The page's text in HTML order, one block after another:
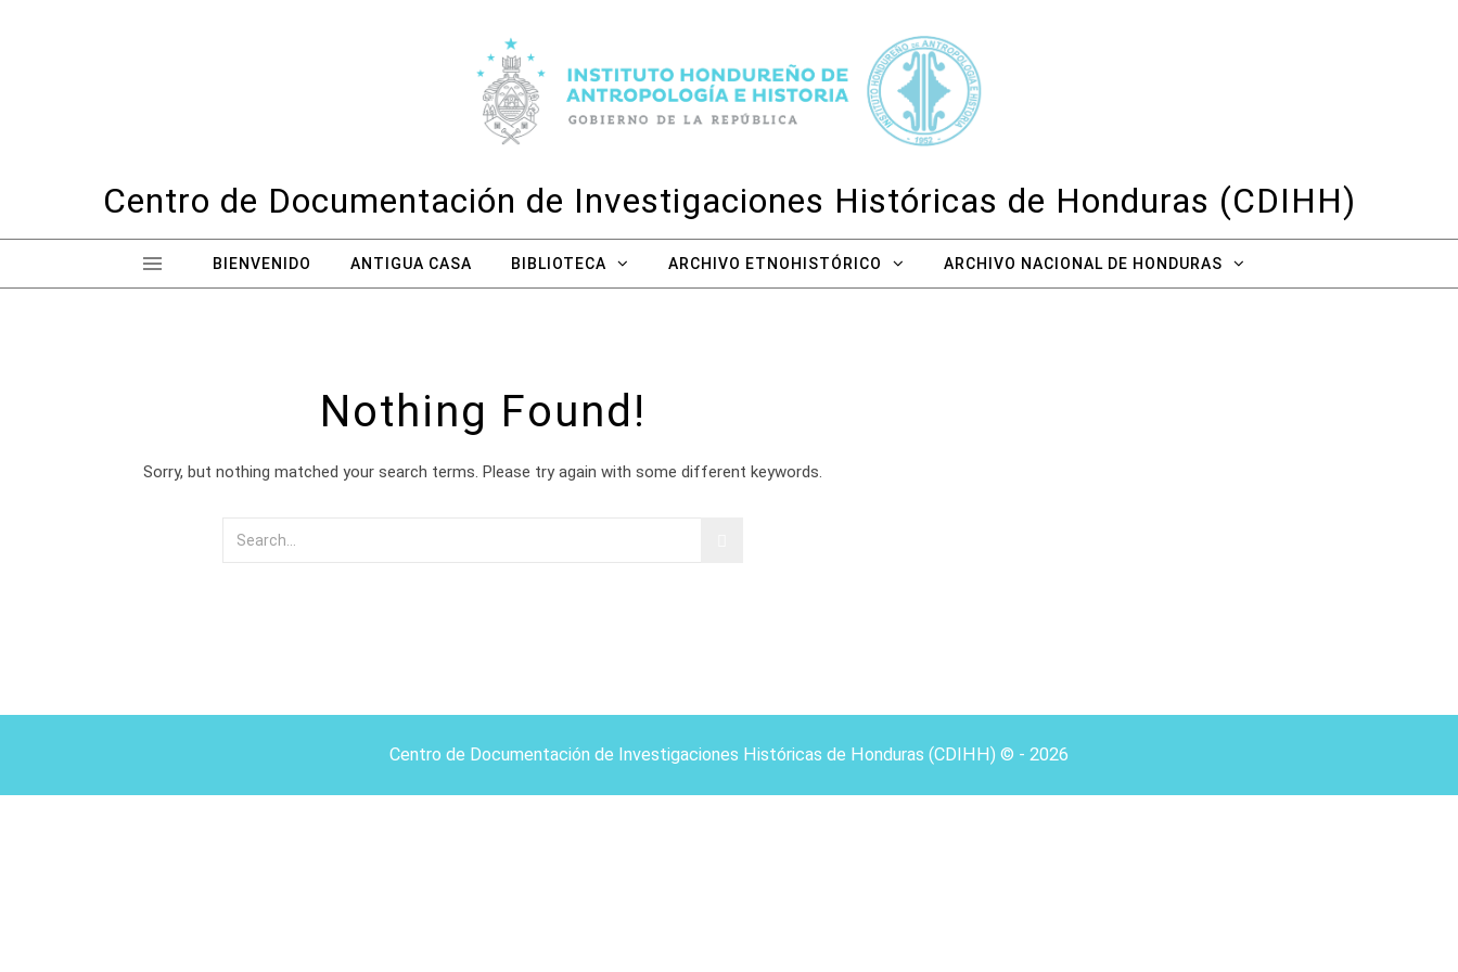
Centro de Documentación de Investigaciones Históricas de Honduras (CDIHH)
BIENVENIDO ANTIGUA CASA BIBLIOTECA ARCHIVO ETNOHISTÓRICO ARCHIVO NACIONAL DE HONDURAS
Nothing Found!
Sorry, but nothing matched your search terms. Please try again with some different keywords.
Centro de Documentación de Investigaciones Históricas de Honduras (CDIHH) © - 2026